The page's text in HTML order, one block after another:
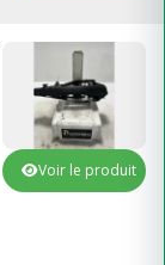
Voir le produit